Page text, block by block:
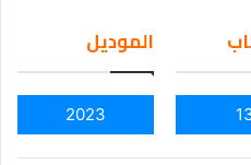
ail
الموديل
2023